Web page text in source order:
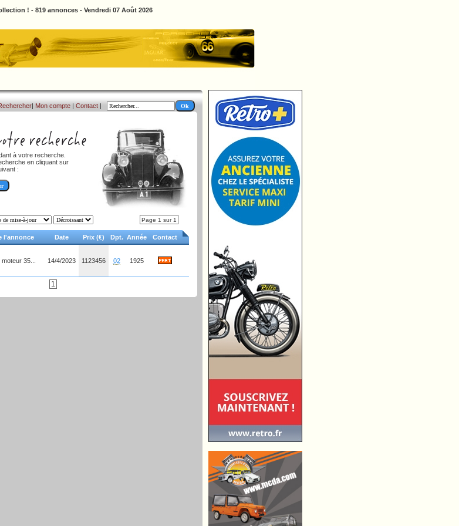
! - 819 annonces - Vendredi 07 Août 2026
| Mon compte | Contact |
à votre recherche.
en cliquant sur
:
Page 1 sur 1
l'annonce Date Prix (€) Dpt. Année Contact
35... 14/4/2023 1123456 02 1925
1